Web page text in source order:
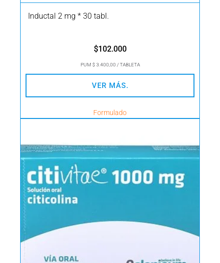
Inductal 2 mg * 30 tabl.
$102.000
PUM $ 3.400,00 / TABLETA
VER MÁS.
Formulado